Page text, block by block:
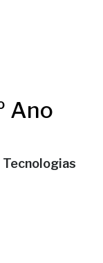
Ano
Tecnologias